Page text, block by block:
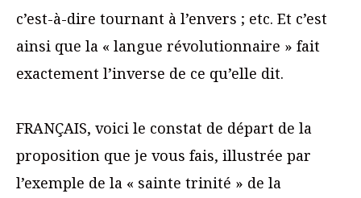
c’est-à-dire tournant à l’envers ; etc. Et c’est
ainsi que la « langue révolutionnaire » fait
exactement l’inverse de ce qu’elle dit.
FRANÇAIS, voici le constat de départ de la
proposition que je vous fais, illustrée par
l’exemple de la « sainte trinité » de la